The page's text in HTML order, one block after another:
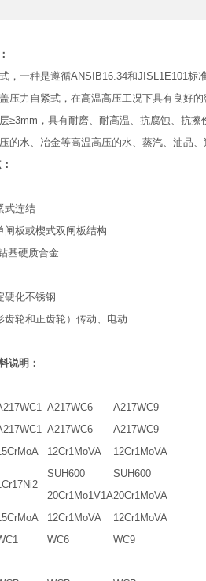
，一种是遵循ANSIB16.34和JISL1E101标
压力自紧式，在高温高压工况下具有良好
≥3mm，具有耐磨、耐高温、抗腐蚀、抗
的水、冶金等高温高压的水、蒸汽、油品
式连结
闸板或楔式双闸板结构
基硬质合金
硬化不锈钢
齿轮和正齿轮）传动、电动
说明：
A217WC6
A217WC9
A217WC6
A217WC9
12Cr1MoVA 12Cr1MoVA
SUH600
SUH600
20Cr1Mo1V1A20Cr1MoVA
12Cr1MoVA
12Cr1MoVA
WC6
WC9